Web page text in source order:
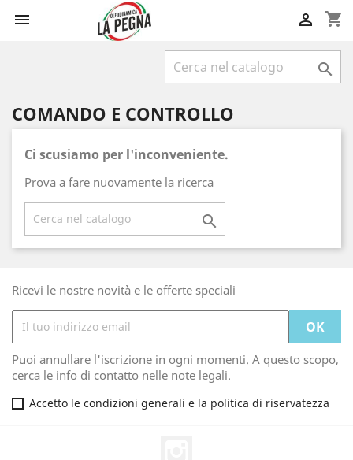
 shopping_cart


COMANDO E CONTROLLO
Ci scusiamo per l'inconveniente.
Prova a fare nuovamente la ricerca

Ricevi le nostre novità e le offerte speciali
Puoi annullare l'iscrizione in ogni momenti. A questo scopo,
cerca le info di contatto nelle note legali.
Accetto le condizioni generali e la politica di riservatezza